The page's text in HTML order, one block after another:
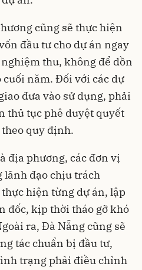
cũng sẽ thực hiện
đầu tư cho dự án ngay
thu, không để dồn
năm. Đối với các dự
đưa vào sử dụng, phải
thủ tục phê duyệt quyết
quy định.
địa phương, các đơn vị
lãnh đạo chịu trách
hiện từng dự án, lập
đốc, kịp thời tháo gỡ khó
ra, Đà Nẵng cũng sẽ
tác chuẩn bị đầu tư,
trạng phải điều chỉnh